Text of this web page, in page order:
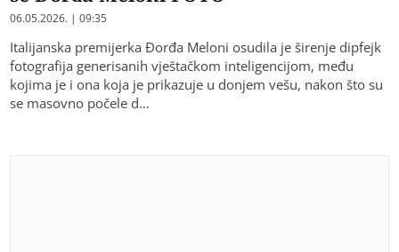
06.05.2026. | 09:35
Italijanska premijerka Đorđa Meloni osudila je širenje dipfejk
fotografija generisanih vještačkom inteligencijom, među
kojima je i ona koja je prikazuje u donjem vešu, nakon što su
se masovno počele d…